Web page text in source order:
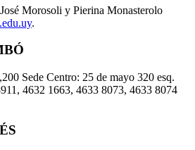
Morosoli y Pierina Monasterolo
.
Sede Centro: 25 de mayo 320 esq.
4632 1663, 4633 8073, 4633 8074